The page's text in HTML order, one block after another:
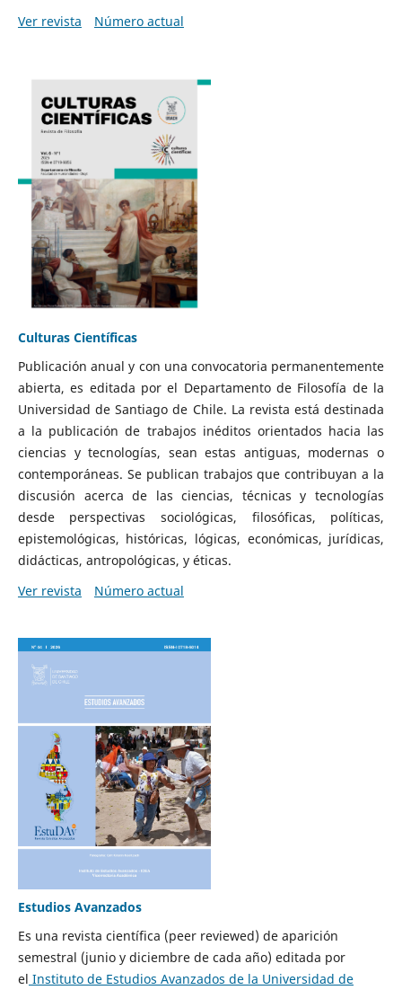
Ver revista
Número actual
Culturas Científicas
Publicación anual y con una convocatoria permanentemente
abierta, es editada por el Departamento de Filosofía de la
Universidad de Santiago de Chile. La revista está destinada
a la publicación de trabajos inéditos orientados hacia las
ciencias y tecnologías, sean estas antiguas, modernas o
contemporáneas. Se publican trabajos que contribuyan a la
discusión acerca de las ciencias, técnicas y tecnologías
desde perspectivas sociológicas, filosóficas, políticas,
epistemológicas, históricas, lógicas, económicas, jurídicas,
didácticas, antropológicas, y éticas.
Ver revista
Número actual
Estudios Avanzados
Es una revista científica (peer reviewed) de aparición
semestral (junio y diciembre de cada año) editada por
el Instituto de Estudios Avanzados de la Universidad de